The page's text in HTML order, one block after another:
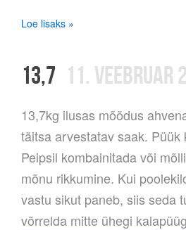
Loe lisaks »
13,7 11. VEEBRUAR
13,7kg ilusas mõõdus
täitsa arvestatav saak. Püük
Peipsil kombainitada või
mõnu rikkumine. Kui
vastu sikut paneb, siis seda
võrrelda mitte ühegi